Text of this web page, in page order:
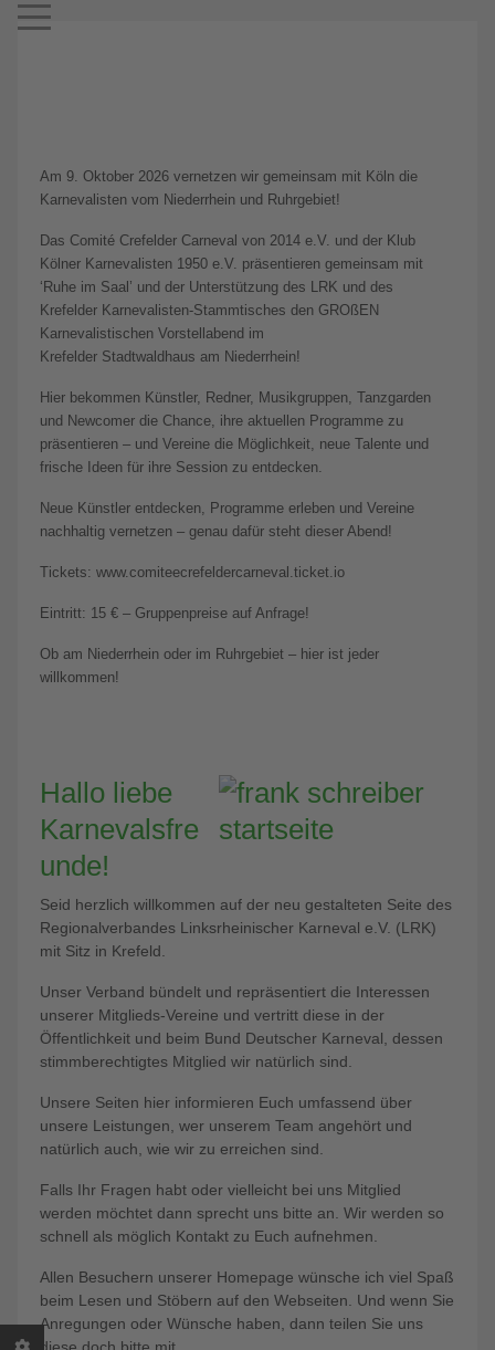
Mobile Menu Toggle
Am 9. Oktober 2026 vernetzen wir gemeinsam mit Köln die
Karnevalisten vom Niederrhein und Ruhrgebiet!
Das Comité Crefelder Carneval von 2014 e.V. und der Klub
Kölner Karnevalisten 1950 e.V. präsentieren gemeinsam mit
‘Ruhe im Saal’ und der Unterstützung des LRK und des
Krefelder Karnevalisten-Stammtisches den GROßEN
Karnevalistischen Vorstellabend im
Krefelder Stadtwaldhaus am Niederrhein!
Hier bekommen Künstler, Redner, Musikgruppen, Tanzgarden
und Newcomer die Chance, ihre aktuellen Programme zu
präsentieren – und Vereine die Möglichkeit, neue Talente und
frische Ideen für ihre Session zu entdecken.
Neue Künstler entdecken, Programme erleben und Vereine
nachhaltig vernetzen – genau dafür steht dieser Abend!
Tickets: www.comiteecrefeldercarneval.ticket.io
Eintritt: 15 € – Gruppenpreise auf Anfrage!
Ob am Niederrhein oder im Ruhrgebiet – hier ist jeder
willkommen!
Hallo liebe
Karnevalsfre
unde!
Seid herzlich willkommen auf der neu gestalteten Seite des
Regionalverbandes Linksrheinischer Karneval e.V. (LRK)
mit Sitz in Krefeld.
Unser Verband bündelt und repräsentiert die Interessen
unserer Mitglieds-Vereine und vertritt diese in der
Öffentlichkeit und beim Bund Deutscher Karneval, dessen
stimmberechtigtes Mitglied wir natürlich sind.
Unsere Seiten hier informieren Euch umfassend über
unsere Leistungen, wer unserem Team angehört und
natürlich auch, wie wir zu erreichen sind.
Falls Ihr Fragen habt oder vielleicht bei uns Mitglied
werden möchtet dann sprecht uns bitte an. Wir werden so
schnell als möglich Kontakt zu Euch aufnehmen.
Allen Besuchern unserer Homepage wünsche ich viel Spaß
beim Lesen und Stöbern auf den Webseiten. Und wenn Sie
Anregungen oder Wünsche haben, dann teilen Sie uns
diese doch bitte mit.